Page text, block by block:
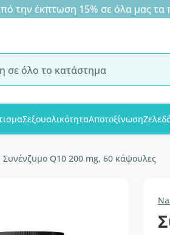
έκπτωση 15% σε όλα μας τα
ΣεξουαλικότηταΑποτοξίνωση
Συνένζυμο Q10 200 mg, 60 κάψουλες